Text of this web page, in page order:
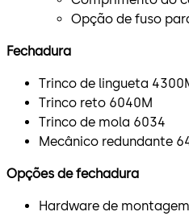
Opção de fuso
Fechadura
Trinco de lingueta
Trinco reto 6040M
Trinco de mola 6034
Mecânico redundante
Opções de fechadura
Hardware de